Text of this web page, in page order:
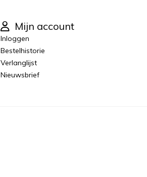
Mijn account
Inloggen
Bestelhistorie
Verlanglijst
Nieuwsbrief